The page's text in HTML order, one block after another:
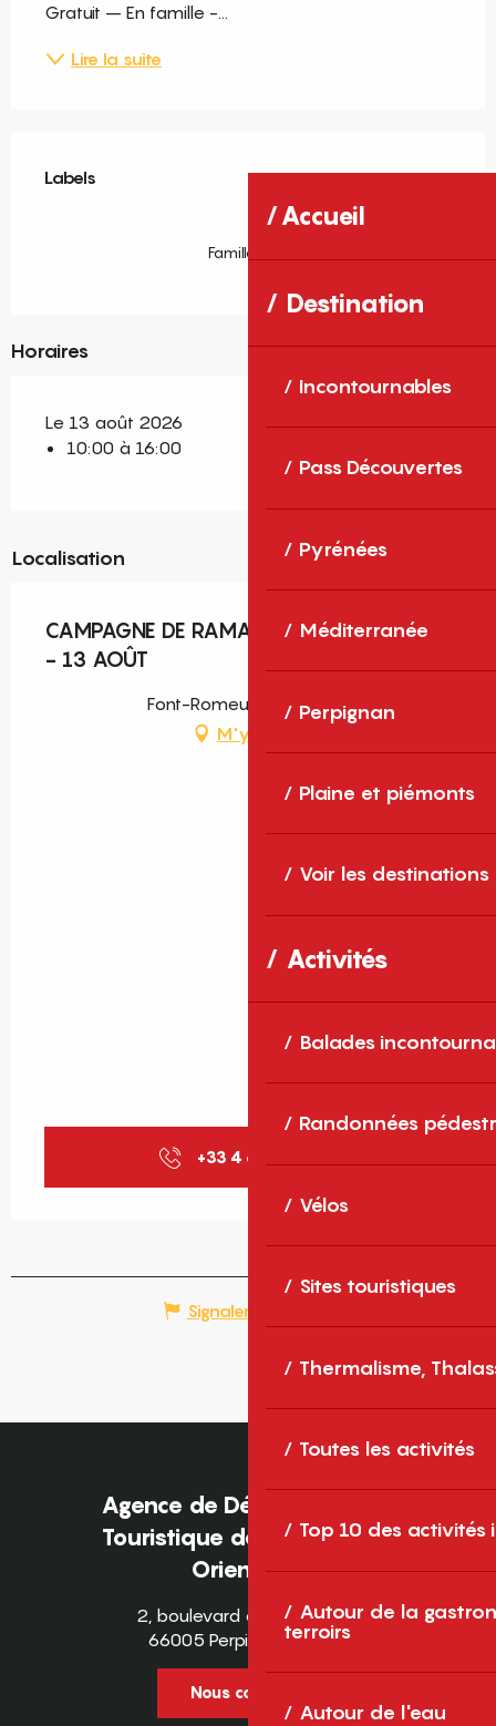
Accueil
Destination
Incontournables
Pass Découvertes
Pyrénées
Méditerranée
Perpignan
Plaine et piémonts
Voir les destinations
Activités
Balades
Randonnées
Vélos
Sites touristiques
Thermalisme,
Toutes les activités
Top 10 des activités
Autour de la
terroirs
Autour de l'eau
Gratuit – En famille -...
Lire la suite
Labels
Labels
Famille Plus
Horaires
Le 13 août 2026
10:00 à 16:00
Localisation
CAMPAGNE DE RAMASSAGE DES DÉCHETS
- 13 AOÛT
Font-Romeu-Odeillo-Via
M'y rendre
+33 4 68 30 68
Signaler une erreur
Agence de Développement
Touristique des Pyrénées-
Orientales
2, boulevard des Pyrénées
66005 Perpignan Cedex
Nous contacter